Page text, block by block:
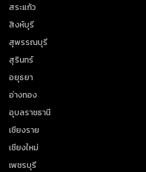
สระแก้ว
สิงห์บุรี
สุพรรณบุรี
สุรินทร์
อยุธยา
อ่างทอง
อุบลราชธานี
เชียงราย
เชียงใหม่
เพชรบุรี